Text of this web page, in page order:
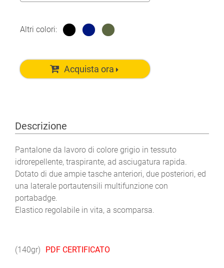
Altri colori:
Acquista ora
Descrizione
Pantalone da lavoro di colore grigio in tessuto
idrorepellente, traspirante, ad asciugatura rapida.
Dotato di due ampie tasche anteriori, due posteriori, ed
una laterale portautensili multifunzione con
portabadge.
Elastico regolabile in vita, a scomparsa.
(140gr) PDF CERTIFICATO